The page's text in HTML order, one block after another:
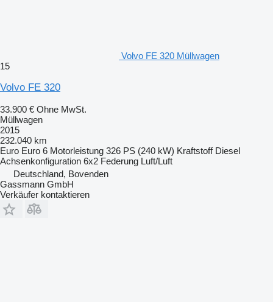
Volvo FE 320 Müllwagen
15
Volvo FE 320
33.900 € Ohne MwSt.
Müllwagen
2015
232.040 km
Euro Euro 6 Motorleistung 326 PS (240 kW) Kraftstoff Diesel
Achsenkonfiguration 6x2 Federung Luft/Luft
Deutschland, Bovenden
Gassmann GmbH
Verkäufer kontaktieren